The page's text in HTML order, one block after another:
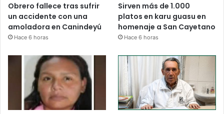
Obrero fallece tras sufrir
un accidente con una
amoladora en Canindeyú
Hace 6 horas
Sirven más de 1.000
platos en karu guasu en
homenaje a San Cayetano
Hace 6 horas